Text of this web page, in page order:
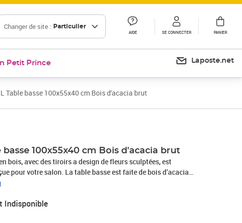
Changer de site : Particulier
AIDE SE CONNECTER PANIER
Petit Prince Laposte.net
Table basse 100x55x40 cm Bois d'acacia brut
basse 100x55x40 cm Bois d'acacia brut
bois, avec des tiroirs a design de fleurs sculptées, est
pour votre salon. La table basse est faite de bois d’acacia
rend stable et durable. Le savoir-faire et les beaux grains de bois
1 compartiment et 2 tiroirs, offrant un espace de
Indisponible